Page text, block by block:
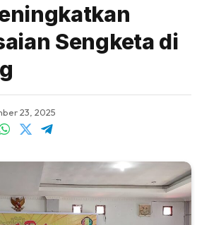
Sengketa di
23, 2025